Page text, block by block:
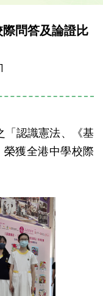
問答及論證比
「認識憲法、《基
獲全港中學校際